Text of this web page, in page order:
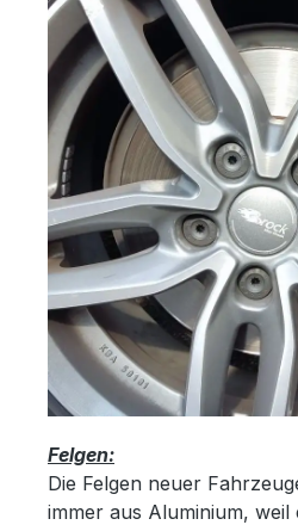
Felgen:
Die Felgen neuer
immer aus Aluminium, weil